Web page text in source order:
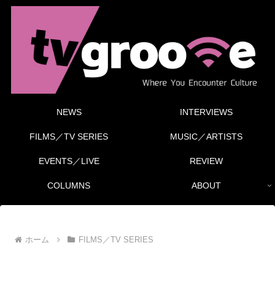
NEWS INTERVIEWS
FILMS／TV SERIES MUSIC／ARTISTS
EVENTS／LIVE REVIEW
COLUMNS ABOUT
ホーム FILMS／TV SERIES